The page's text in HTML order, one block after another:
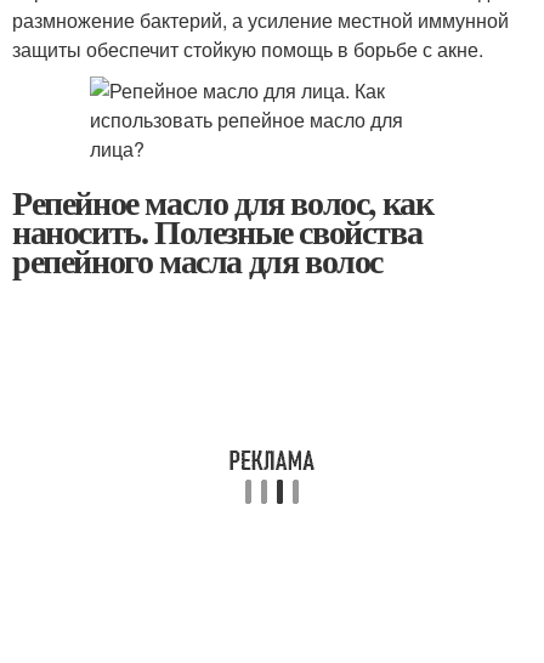
размножение бактерий, а усиление местной иммунной
защиты обеспечит стойкую помощь в борьбе с акне.
Репейное масло для волос, как
наносить. Полезные свойства
репейного масла для волос